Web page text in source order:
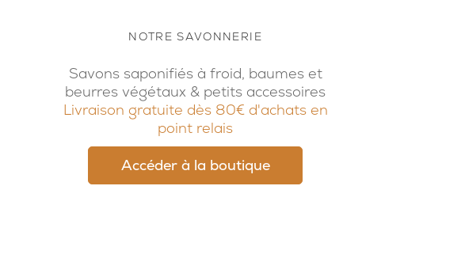
NOTRE SAVONNERIE
Savons saponifiés à froid, baumes et
beurres végétaux & petits accessoires
Livraison gratuite dès 80€ d'achats en
point relais
Accéder à la boutique